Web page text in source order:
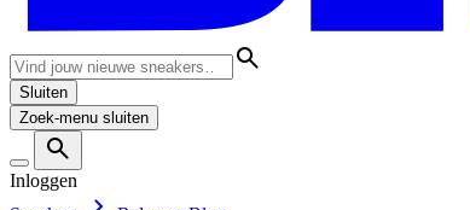
Sluiten
Zoek-menu sluiten
Inloggen